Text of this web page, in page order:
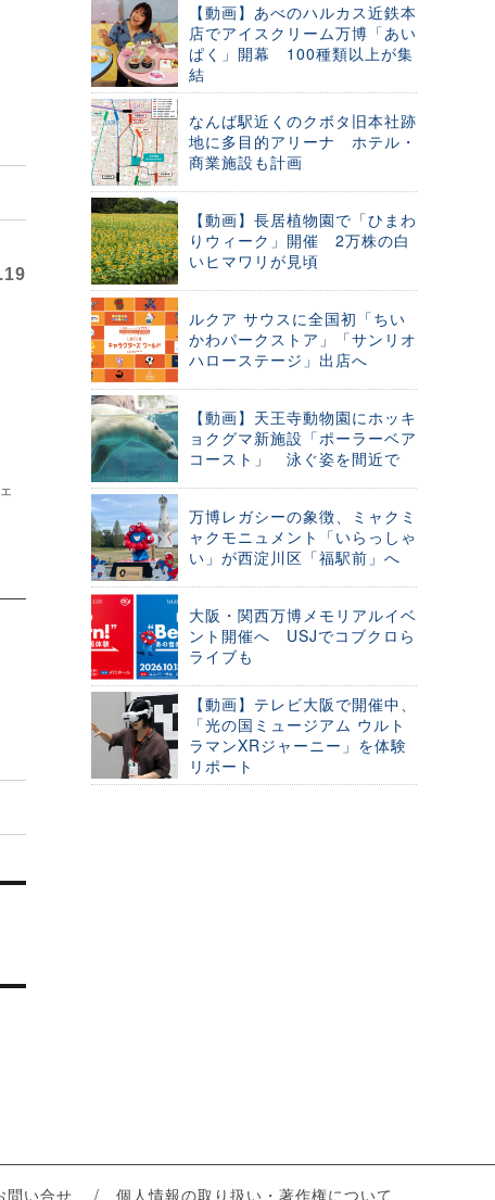
【動画】あべのハルカス近鉄本
店でアイスクリーム万博「あい
ぱく」開幕 100種類以上が集
結
なんば駅近くのクボタ旧本社跡
地に多目的アリーナ ホテル・
商業施設も計画
【動画】長居植物園で「ひまわ
りウィーク」開催 2万株の白
いヒマワリが見頃
ルクア サウスに全国初「ちい
かわパークストア」「サンリオ
ハローステージ」出店へ
【動画】天王寺動物園にホッキ
ョクグマ新施設「ポーラーベア
コースト」 泳ぐ姿を間近で
万博レガシーの象徴、ミャクミ
ャクモニュメント「いらっしゃ
い」が西淀川区「福駅前」へ
大阪・関西万博メモリアルイベ
ント開催へ USJでコブクロら
ライブも
【動画】テレビ大阪で開催中、
「光の国ミュージアム ウルト
ラマンXRジャーニー」を体験
リポート
問い合せ 個人情報の取り扱い・著作権について